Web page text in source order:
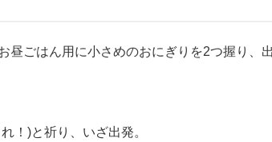
昼ごはん用に小さめのおにぎりを2つ握り、
！)と祈り、いざ出発。